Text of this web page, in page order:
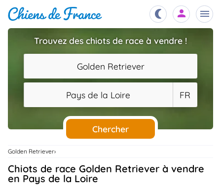
Chiots
Éleveurs
Étalons
Chiens
Services
Trouvez des chiots de race à vendre !
Golden Retriever
Pays de la Loire FR
Chercher
Golden Retriever
Chiots de race Golden Retriever à vendre
en Pays de la Loire